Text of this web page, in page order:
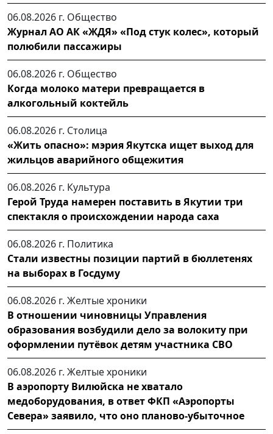
06.08.2026 г. Общество
Журнал АО АК «ЖДЯ» «Под стук колес», который
полюбили пассажиры
06.08.2026 г. Общество
Когда молоко матери превращается в
алкогольный коктейль
06.08.2026 г. Столица
«Жить опасно»: мэрия Якутска ищет выход для
жильцов аварийного общежития
06.08.2026 г. Культура
Герой Труда намерен поставить в Якутии три
спектакля о происхождении народа саха
06.08.2026 г. Политика
Стали известны позиции партий в бюллетенях
на выборах в Госдуму
06.08.2026 г. Желтые хроники
В отношении чиновницы Управления
образования возбудили дело за волокиту при
оформлении путёвок детям участника СВО
06.08.2026 г. Желтые хроники
В аэропорту Вилюйска не хватало
медоборудования, в ответ ФКП «Аэропорты
Севера» заявило, что оно планово-убыточное